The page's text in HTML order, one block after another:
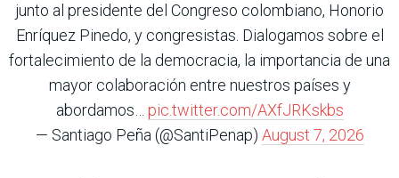
junto al presidente del Congreso colombiano, Honorio
Enríquez Pinedo, y congresistas. Dialogamos sobre el
fortalecimiento de la democracia, la importancia de una
mayor colaboración entre nuestros países y
abordamos… pic.twitter.com/AXfJRKskbs
— Santiago Peña (@SantiPenap) August 7, 2026